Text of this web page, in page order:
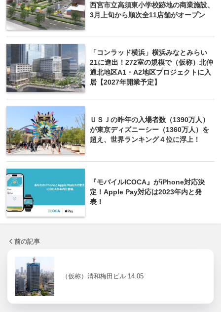
西宮市立高須東小学校跡地の商業施設、
3月上旬から順次全11店舗がオープン
「コンラッド横浜」横浜みなとみらい
21に進出！272室の規模で（仮称）北仲
通北地区A1・A2地区プロジェクトに入
居【2027年開業予定】
ＵＳＪの昨年の入場者数（1390万人）
が東京ディズニーシー（1360万人）を
超え、世界ランキング４位に浮上！
『モバイルICOCA』がiPhone対応決
定！Apple Pay対応は2023年内と発
表！
前の記事
（仮称）清和梅田ビル 14.05